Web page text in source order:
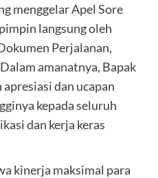
menggelar Apel Sore
langsung oleh
Perjalanan,
amanatnya, Bapak
dan ucapan
kepada seluruh
dan kerja keras
kinerja maksimal para